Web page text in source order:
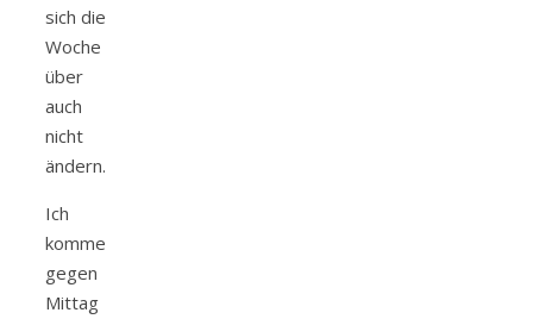
sich die
Woche
über
auch
nicht
ändern.
Ich
komme
gegen
Mittag